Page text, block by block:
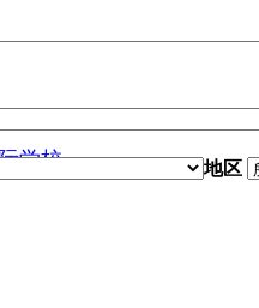
学校
地区